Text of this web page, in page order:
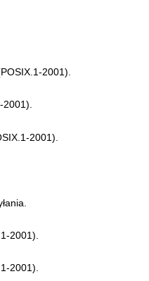
2001).
2001).
2001).
2001).
2001).